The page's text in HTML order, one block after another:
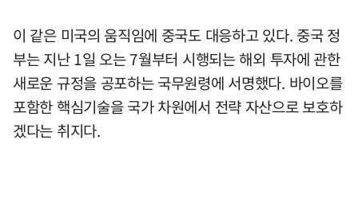
이 같은 미국의 움직임에 중국도 대응하고 있다. 중국 정
부는 지난 1일 오는 7월부터 시행되는 해외 투자에 관한
새로운 규정을 공포하는 국무원령에 서명했다. 바이오를
포함한 핵심기술을 국가 차원에서 전략 자산으로 보호하
겠다는 취지다.